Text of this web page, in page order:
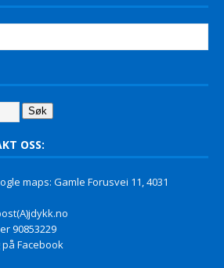
Søk
OSS:
maps: Gamle Forusvei 11, 4031
90853229
Facebook